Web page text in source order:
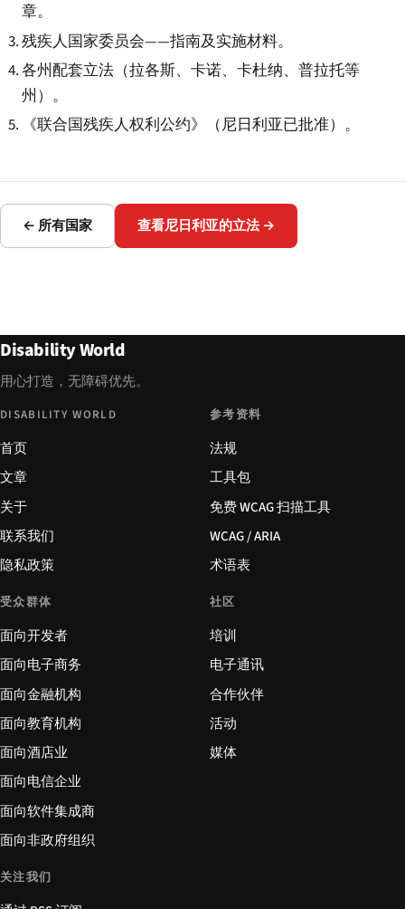
章。
残疾人国家委员会——指南及实施材料。
各州配套立法（拉各斯、卡诺、卡杜纳、普拉托等
州）。
《联合国残疾人权利公约》（尼日利亚已批准）。
← 所有国家 查看尼日利亚的立法 →
Disability World
用心打造，无障碍优先。
DISABILITY WORLD
首页
文章
关于
联系我们
隐私政策
参考资料
法规
工具包
免费 WCAG 扫描工具
WCAG / ARIA
术语表
受众群体
面向开发者
面向电子商务
面向金融机构
面向教育机构
面向酒店业
面向电信企业
面向软件集成商
面向非政府组织
社区
培训
电子通讯
合作伙伴
活动
媒体
关注我们